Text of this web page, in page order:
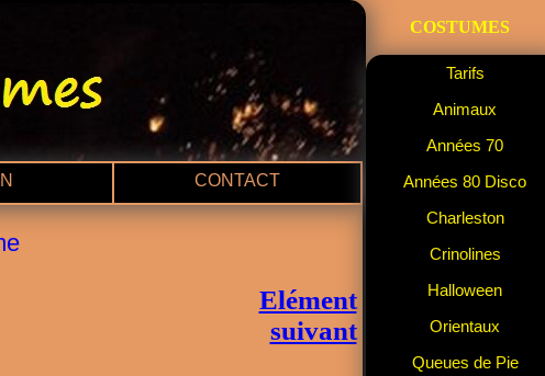
CONTACT
Elément
suivant
COSTUMES
Tarifs
Animaux
Années 70
Années 80 Disco
Charleston
Crinolines
Halloween
Orientaux
Queues de Pie